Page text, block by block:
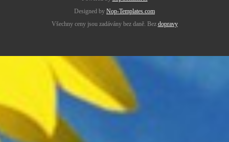
Designed by Nop-Templates.com
Všechny ceny jsou zadávány bez daně. Bez dopravy